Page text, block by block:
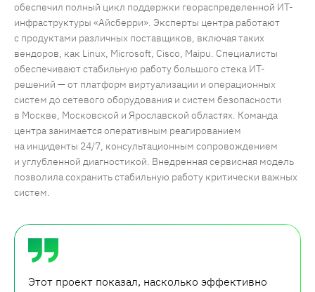
обеспечил полный цикл поддержки геораспределенной ИТ-
инфраструктуры «Айсберри». Эксперты центра работают
с продуктами различных поставщиков, включая таких
вендоров, как Linux, Microsoft, Cisco, Maipu. Специалисты
обеспечивают стабильную работу большого стека ИТ-
решений — от платформ виртуализации и операционных
систем до сетевого оборудования и систем безопасности
в Москве, Московской и Ярославской областях. Команда
центра занимается оперативным реагированием
на инциденты 24/7, консультационным сопровождением
и углубленной диагностикой. Внедренная сервисная модель
позволила сохранить стабильную работу критически важных
систем.
Этот проект показал, насколько эффективно